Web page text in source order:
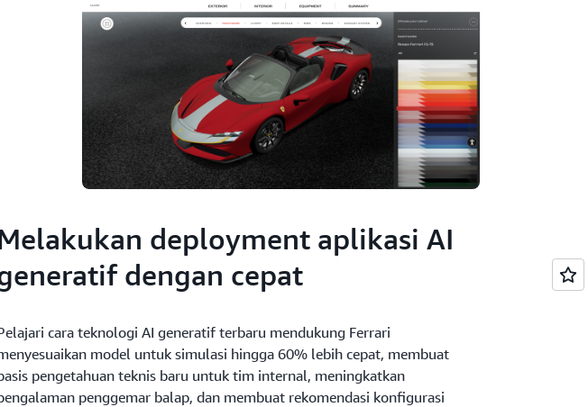
deployment aplikasi AI
dengan cepat
cara teknologi AI generatif terbaru mendukung Ferrari
model untuk simulasi hingga 60% lebih cepat, membuat
pengetahuan teknis baru untuk tim internal, meningkatkan
penggemar balap, dan membuat rekomendasi konfigurasi